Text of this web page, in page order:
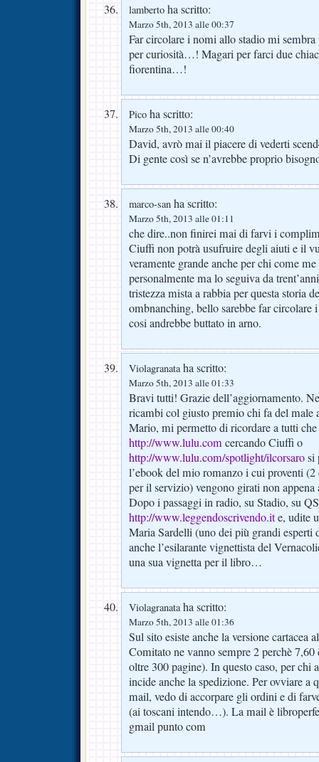
lamberto ha scritto:
Marzo 5th, 2013 alle 00:37
Far circolare i nomi allo stadio mi sembra
per curiosità…! Magari per farci due
fiorentina…!
Pico ha scritto:
Marzo 5th, 2013 alle 00:40
David, avrò mai il piacere di vederti
Di gente così se n’avrebbe proprio
marco-san ha scritto:
Marzo 5th, 2013 alle 01:11
che dire..non finirei mai di farvi i
Ciuffi non potrà usufruire degli aiuti e il
veramente grande anche per chi come
personalmente ma lo seguiva da
tristezza mista a rabbia per questa storia
ombnanching, bello sarebbe far
cosi andrebbe buttato in arno.
Violagranataha scritto:
Marzo 5th, 2013 alle 01:33
Bravi tutti! Grazie dell’aggiornamento.
ricambi col giusto premio chi fa del male
Mario, mi permetto di ricordare a tutti
http://www.lulu.comcercando Ciuffi o
http://www.lulu.com/spotlight/ilcorsarosi
l’ebook del mio romanzo i cui proventi
per il servizio) vengono girati non
Dopo i passaggi in radio, su Stadio, su
http://www.leggendoscrivendo.ite, udite
Maria Sardelli (uno dei più grandi
anche l’esilarante vignettista del
una sua vignetta per il libro…
Violagranataha scritto:
Marzo 5th, 2013 alle 01:36
Sul sito esiste anche la versione cartacea
Comitato ne vanno sempre 2 perchè
oltre 300 pagine). In questo caso, per chi
incide anche la spedizione. Per ovviare a
mail, vedo di accorpare gli ordini e di
(ai toscani intendo…). La mail è
gmail punto com